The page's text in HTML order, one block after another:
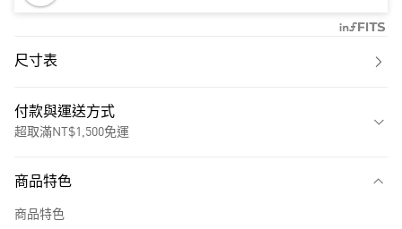
尺寸表
付款與運送方式
超取滿NT$1,500免運
商品特色
商品特色